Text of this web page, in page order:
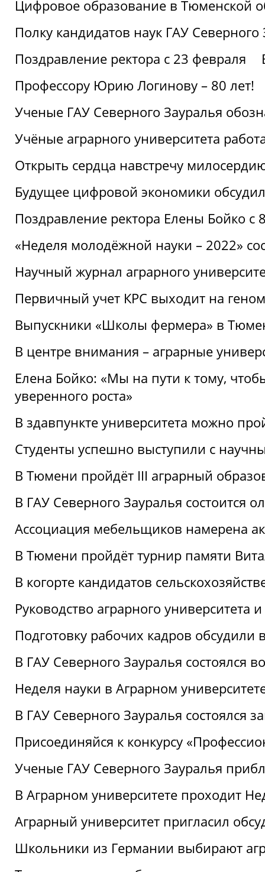
Цифровое образование в Тюменской
Полку кандидатов наук ГАУ
Поздравление ректора с 23 февраля
Профессору Юрию Логинову – 80 лет!
Ученые ГАУ Северного Зауралья
Учёные аграрного университета
Открыть сердца навстречу
Будущее цифровой экономики
Поздравление ректора Елены Бойко с
«Неделя молодёжной науки – 2022»
Научный журнал аграрного
Первичный учет КРС выходит на
Выпускники «Школы фермера» в
В центре внимания – аграрные
Елена Бойко: «Мы на пути к тому,
уверенного роста»
В здавпункте университета можно
Студенты успешно выступили с
В Тюмени пройдёт III аграрный
В ГАУ Северного Зауралья состоится
Ассоциация мебельщиков намерена
В Тюмени пройдёт турнир памяти
В когорте кандидатов
Руководство аграрного
Подготовку рабочих кадров
В ГАУ Северного Зауралья состоялся
Неделя науки в Аграрном
В ГАУ Северного Зауралья
Присоединяйся к конкурсу
Ученые ГАУ Северного Зауралья
В Аграрном университете проходит
Аграрный университет пригласил
Школьники из Германии выбирают